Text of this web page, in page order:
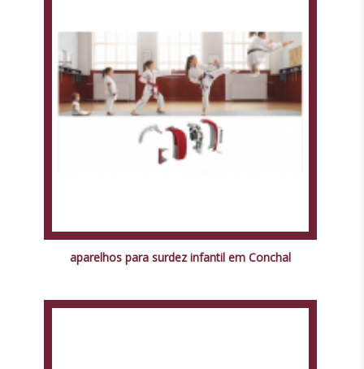
aparelhos para surdez infantil em Conchal